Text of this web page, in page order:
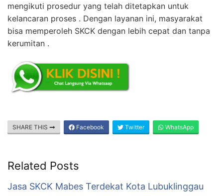
mengikuti prosedur yang telah ditetapkan untuk
kelancaran proses . Dengan layanan ini, masyarakat
bisa memperoleh SKCK dengan lebih cepat dan tanpa
kerumitan .
SHARE THIS Facebook Twitter WhatsApp
Related Posts
Jasa SKCK Mabes Terdekat Kota Lubuklinggau